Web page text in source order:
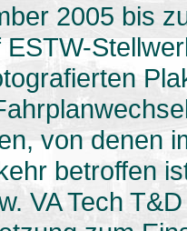
2005 bis
ESTW-
von denen
betroffen
VA Tech